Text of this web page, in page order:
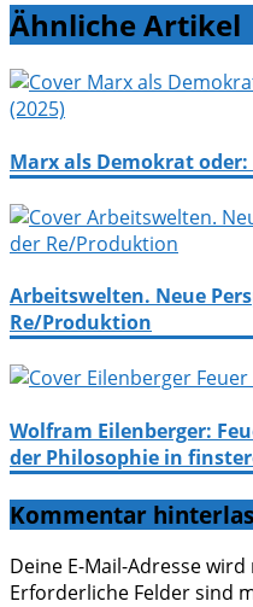
Ähnliche Artikel
Marx als Demokrat
Arbeitswelten. Neue
Re/Produktion
Wolfram Eilenberger:
der Philosophie in
Kommentar
Deine E-Mail-Adresse
Erforderliche Felder sind